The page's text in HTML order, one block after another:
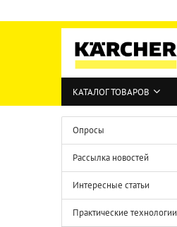
КАТАЛОГ ТОВАРОВ
Опросы
Рассылка новостей
Интересные статьи
Практические технологии